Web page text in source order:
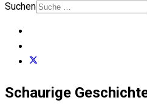
Suchen
Schaurige